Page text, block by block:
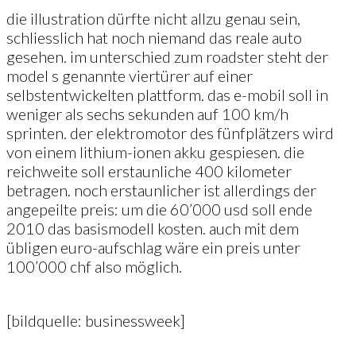
die illustration dürfte nicht allzu genau sein,
schliesslich hat noch niemand das reale auto
gesehen. im unterschied zum roadster steht der
model s genannte viertürer auf einer
selbstentwickelten plattform. das e-mobil soll in
weniger als sechs sekunden auf 100 km/h
sprinten. der elektromotor des fünfplätzers wird
von einem lithium-ionen akku gespiesen. die
reichweite soll erstaunliche 400 kilometer
betragen. noch erstaunlicher ist allerdings der
angepeilte preis: um die 60’000 usd soll ende
2010 das basismodell kosten. auch mit dem
übligen euro-aufschlag wäre ein preis unter
100’000 chf also möglich.
[bildquelle: businessweek]